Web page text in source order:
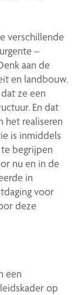
verschillende
–
aan de
en landbouw.
ze een
En dat
het realiseren
is inmiddels
begrijpen
nu en in de
in
voor
deze
een
op